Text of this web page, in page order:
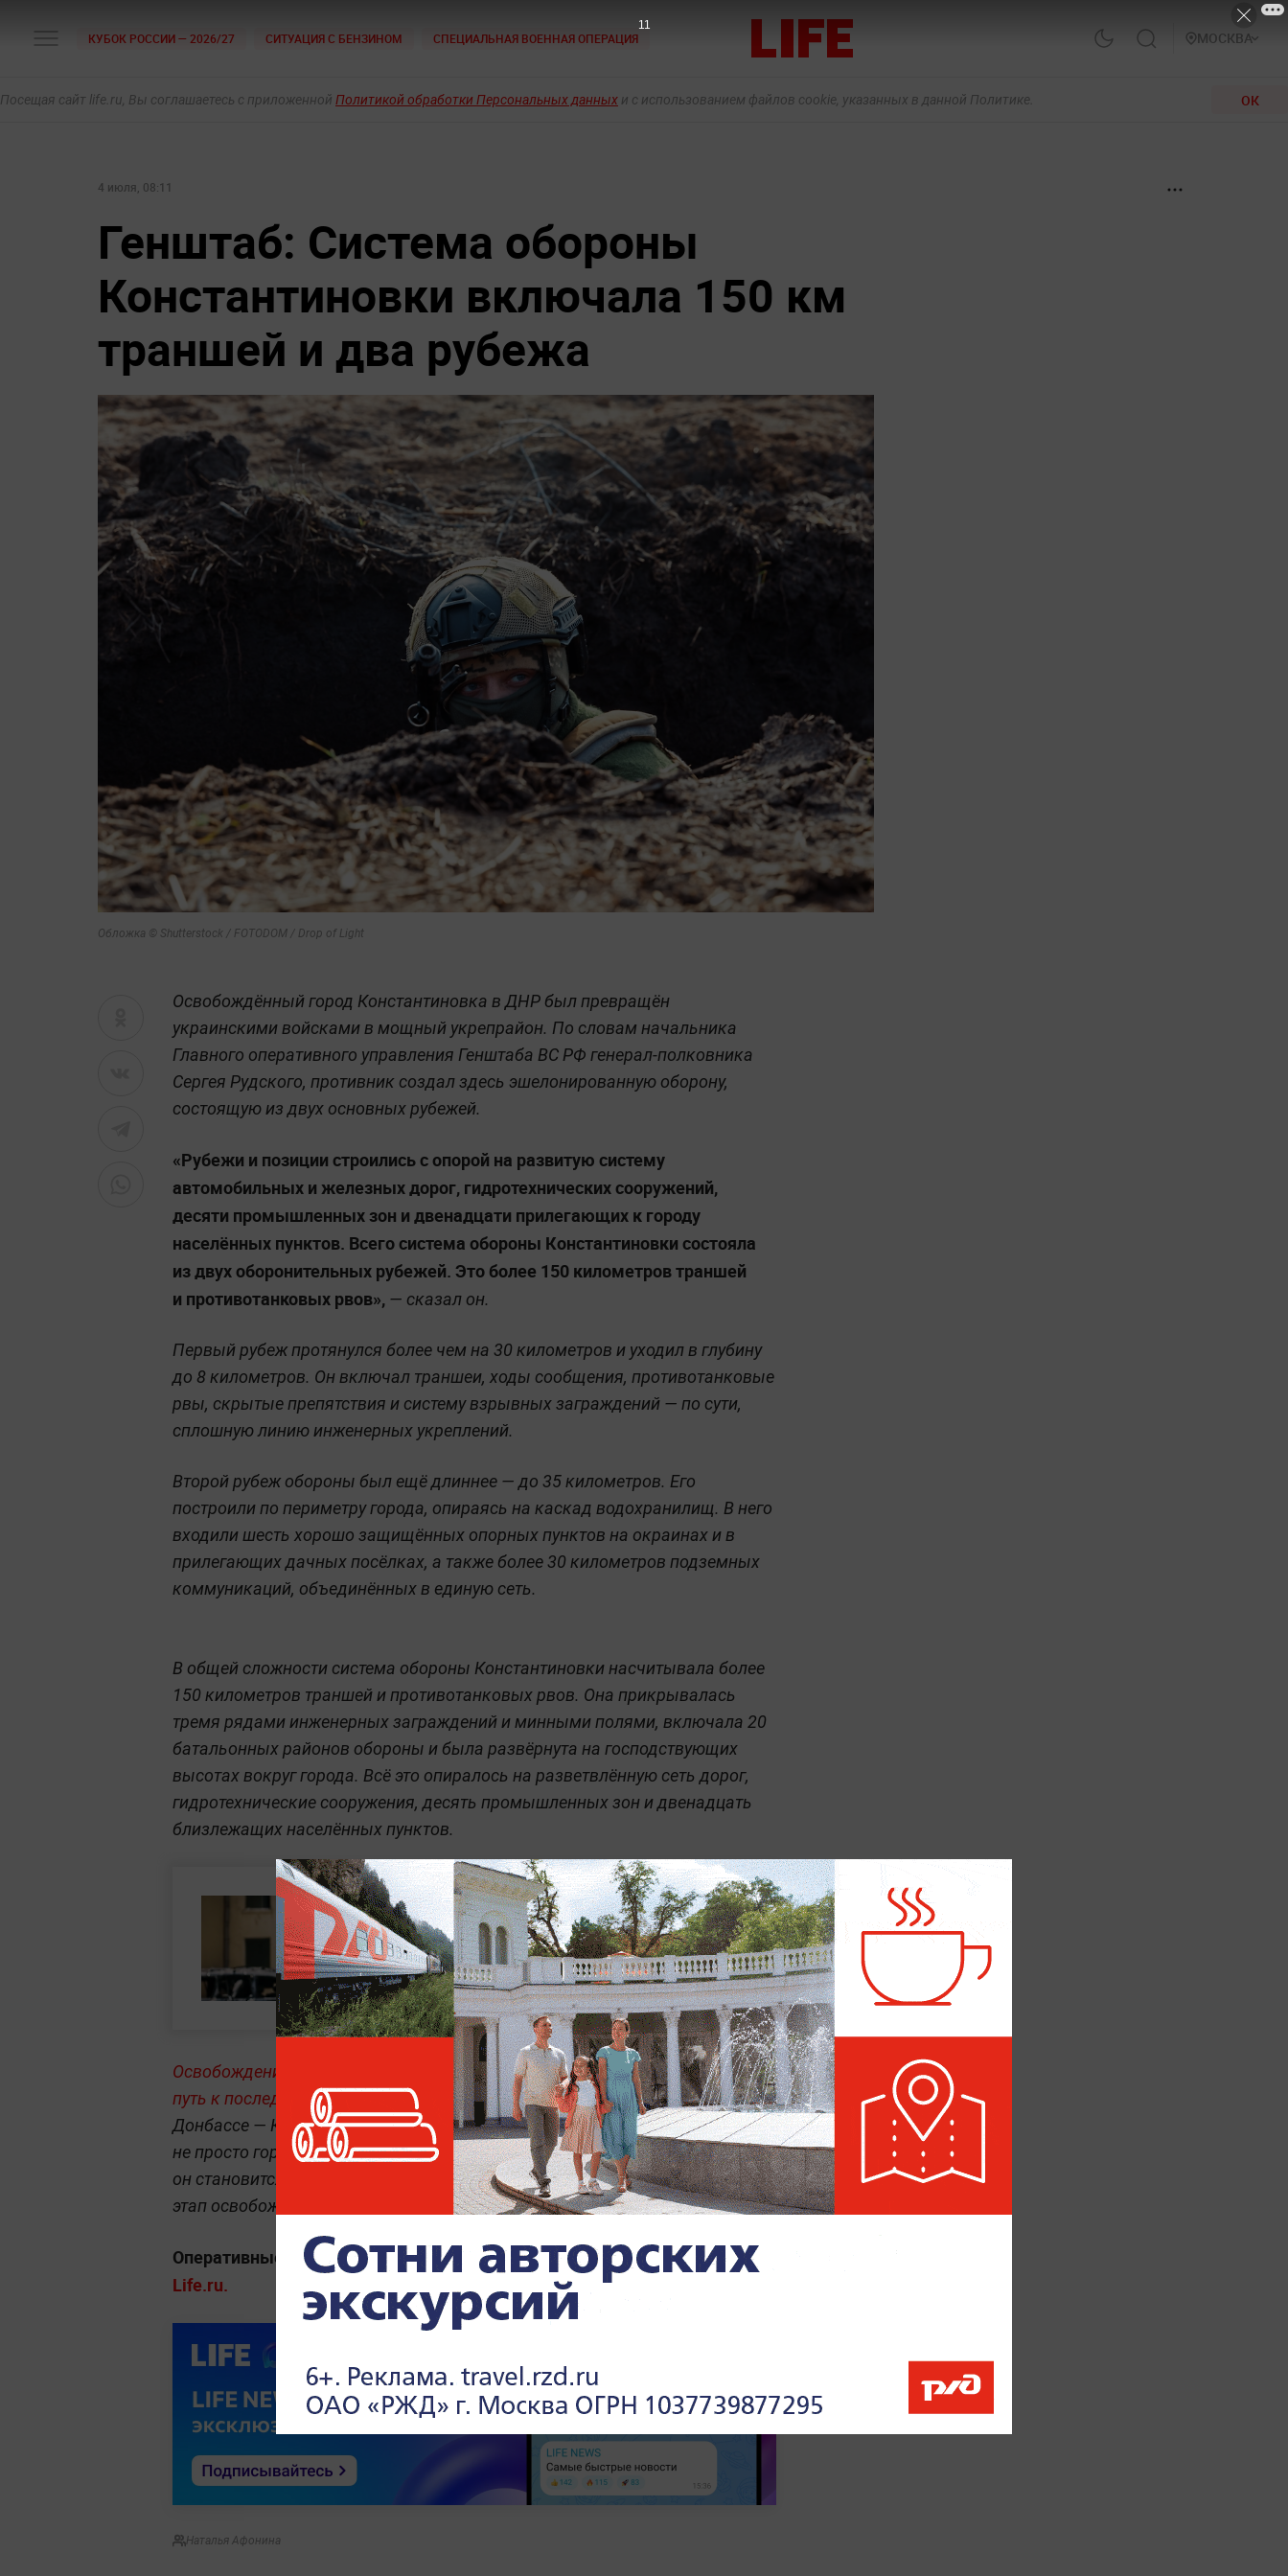
КУБОК РОССИИ — 2026/27 СИТУАЦИЯ С БЕНЗИНОМ СПЕЦИАЛЬНАЯ ВОЕННАЯ ОПЕРАЦИЯ МОСКВА
Посещая сайт life.ru, Вы соглашаетесь с приложенной Политикой обработки Персональных данных и с использованием файлов cookie, указанных в данной Политике. ОК
4 июля, 08:11
Генштаб: Система обороны
Константиновки включала 150 км
траншей и два рубежа
Обложка © Shutterstock / FOTODOM / Drop of Light
Освобождённый город Константиновка в ДНР был превращён
украинскими войсками в мощный укрепрайон. По словам начальника
Главного оперативного управления Генштаба ВС РФ генерал-полковника
Сергея Рудского, противник создал здесь эшелонированную оборону,
состоящую из двух основных рубежей.
«Рубежи и позиции строились с опорой на развитую систему
автомобильных и железных дорог, гидротехнических сооружений,
десяти промышленных зон и двенадцати прилегающих к городу
населённых пунктов. Всего система обороны Константиновки состояла
из двух оборонительных рубежей. Это более 150 километров траншей
и противотанковых рвов», — сказал он.
Первый рубеж протянулся более чем на 30 километров и уходил в глубину
до 8 километров. Он включал траншеи, ходы сообщения, противотанковые
рвы, скрытые препятствия и систему взрывных заграждений — по сути,
сплошную линию инженерных укреплений.
Второй рубеж обороны был ещё длиннее — до 35 километров. Его
построили по периметру города, опираясь на каскад водохранилищ. В него
входили шесть хорошо защищённых опорных пунктов на окраинах и в
прилегающих дачных посёлках, а также более 30 километров подземных
коммуникаций, объединённых в единую сеть.
В общей сложности система обороны Константиновки насчитывала более
150 километров траншей и противотанковых рвов. Она прикрывалась
тремя рядами инженерных заграждений и минными полями, включала 20
батальонных районов обороны и была развёрнута на господствующих
высотах вокруг города. Всё это опиралось на разветвлённую сеть дорог,
гидротехнические сооружения, десять промышленных зон и двенадцать
близлежащих населённых пунктов.
Генштаб РФ сообщил о
более чем 50 узлах обороны
ВСУ в Константиновке
Освобождение Константиновки в ДНР открывает российским войскам
путь к последнему крупному укреплённому районуукраинской армии на
Донбассе — Краматорско-Славянской агломерации. Константиновка — это
не просто город, а крупный промышленный и транспортный узел. И сейчас
он становится ключевой точкой, открывающей выход на завершающий
этап освобождения донбасского региона.
Оперативные материалы о ходе спецоперации — в разделе «СВО» на
Life.ru.
Наталья Афонина
10